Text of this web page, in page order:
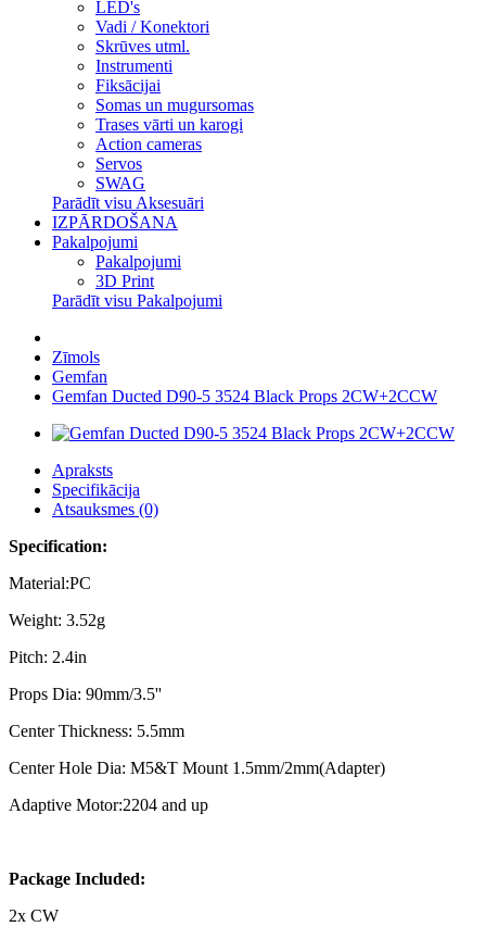
LED's
Vadi / Konektori
Skrūves utml.
Instrumenti
Fiksācijai
Somas un mugursomas
Trases vārti un karogi
Action cameras
Servos
SWAG
Parādīt visu Aksesuāri
IZPĀRDOŠANA
Pakalpojumi
Pakalpojumi
3D Print
Parādīt visu Pakalpojumi
Zīmols
Gemfan
Gemfan Ducted D90-5 3524 Black Props 2CW+2CCW
Apraksts
Specifikācija
Atsauksmes (0)
Specification:
Material:PC
Weight: 3.52g
Pitch: 2.4in
Props Dia: 90mm/3.5''
Center Thickness: 5.5mm
Center Hole Dia: M5&T Mount 1.5mm/2mm(Adapter)
Adaptive Motor:2204 and up
Package Included:
2x CW